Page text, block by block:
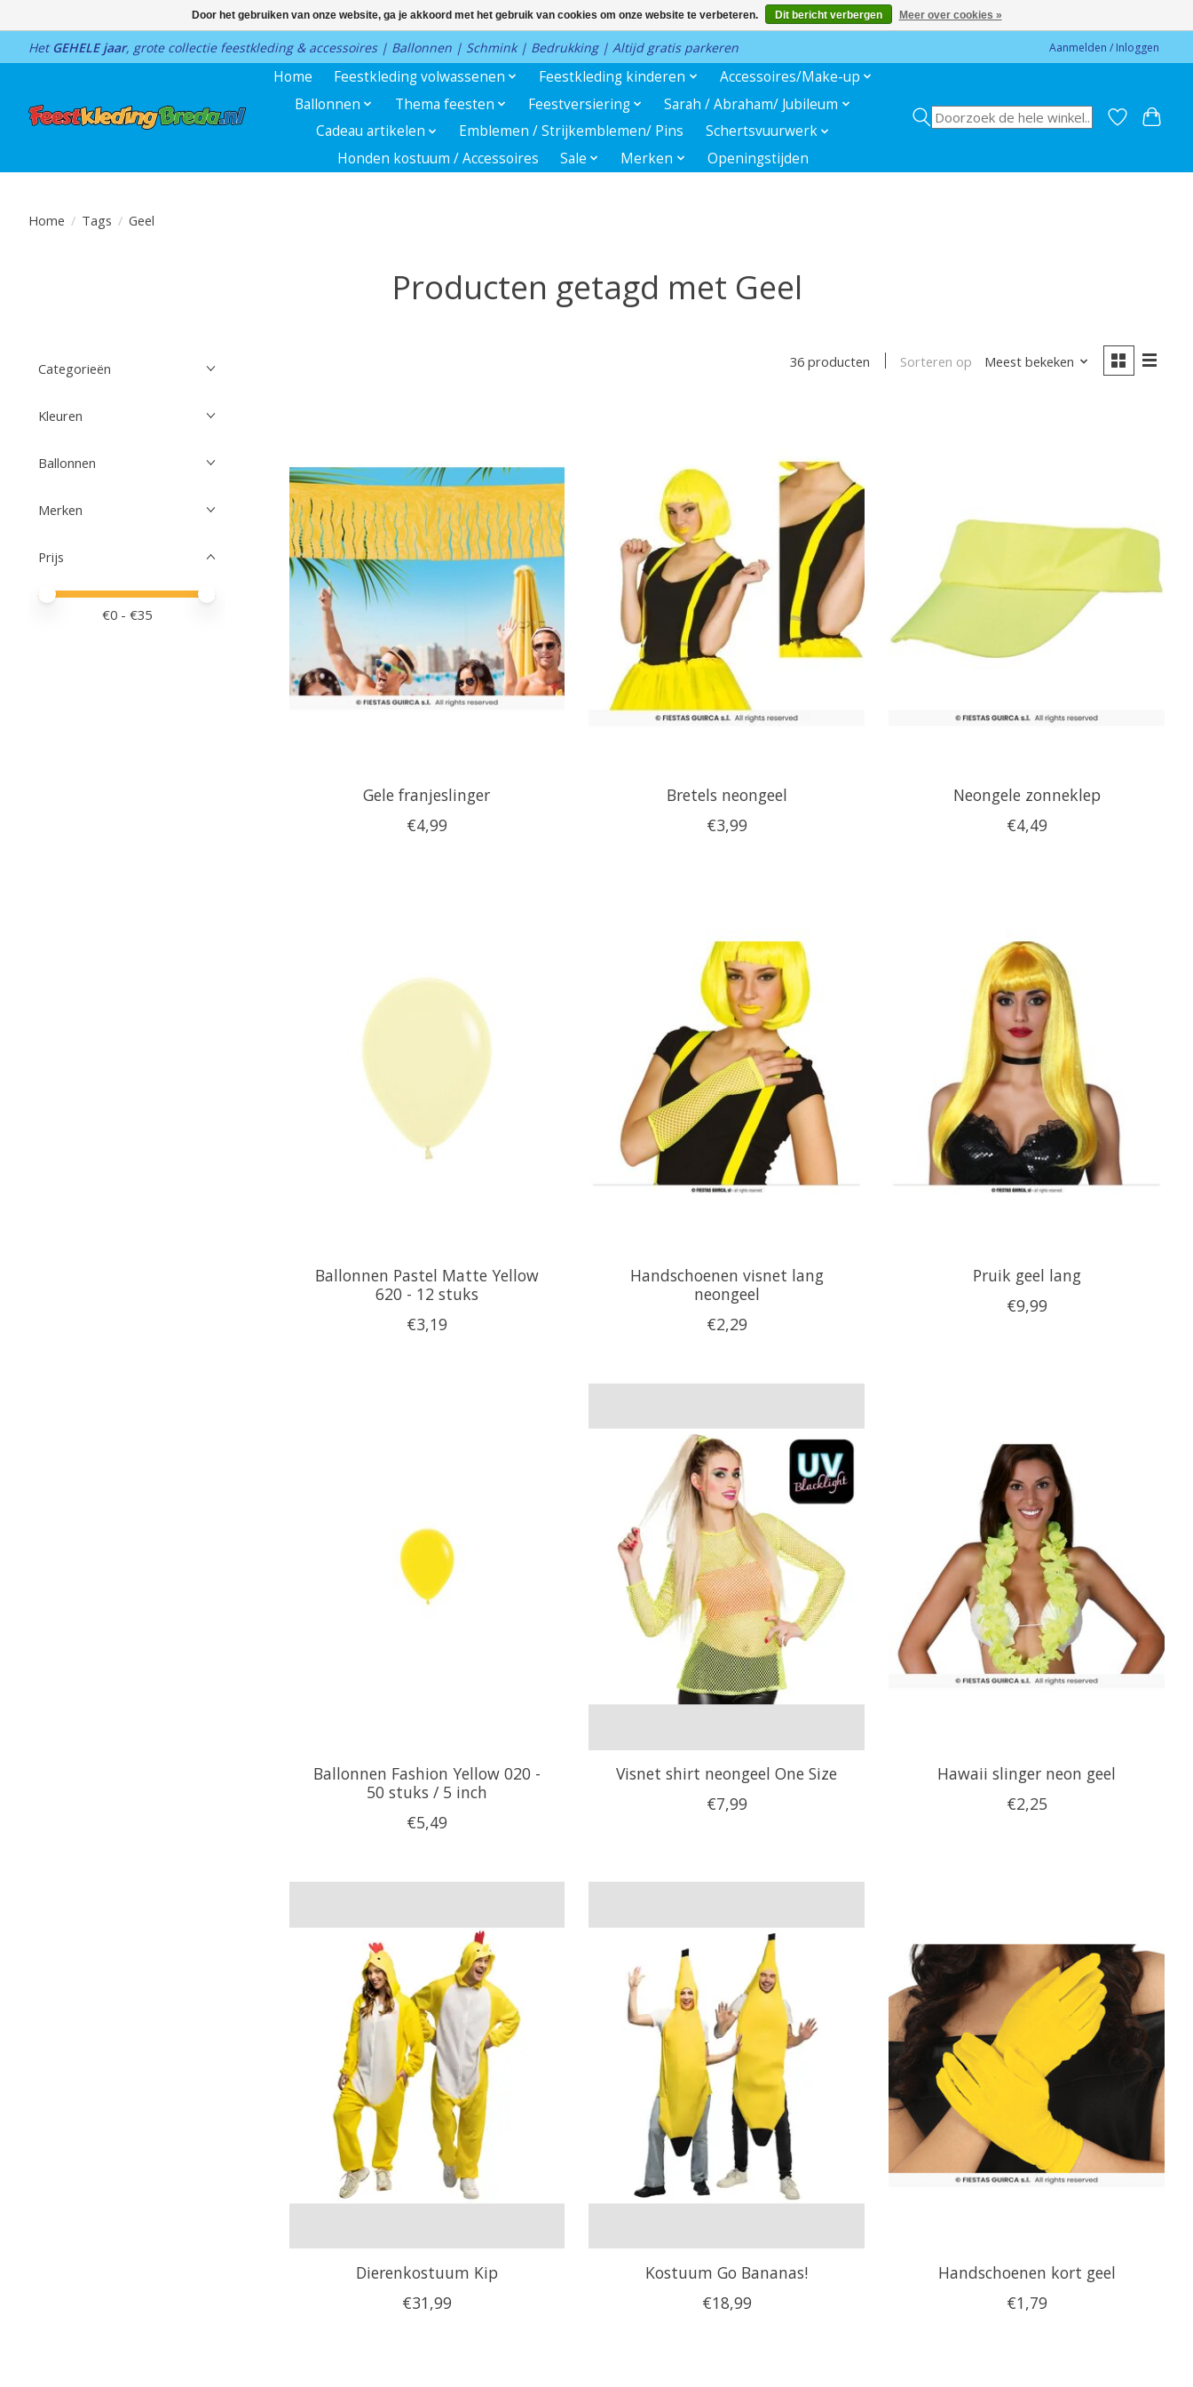
Het GEHELE jaar, grote collectie feestkleding & accessoires | Ballonnen | Schmink | Bedrukking | Altijd gratis parkeren Aanmelden / Inloggen
Home Feestkleding volwassenen Feestkleding kinderen
Accessoires/Make-up
Ballonnen
Thema feesten Feestversiering
Sarah / Abraham/ Jubileum
Cadeau artikelen
Emblemen / Strijkemblemen/ Pins
Schertsvuurwerk
Honden kostuum / Accessoires
Sale Merken Openingstijden
Home / Tags / Geel
Producten getagd met Geel
Categorieën
Kleuren
Ballonnen
Merken
Prijs
Minimale prijswaarde
Price maximum value
€0 - €35
36 producten Sorteren op Meest bekeken
Gele franjeslinger
€4,99
Bretels neongeel
€3,99
Neongele zonneklep
€4,49
Ballonnen Pastel Matte Yellow
620 - 12 stuks
€3,19
Handschoenen visnet lang
neongeel
€2,29
Pruik geel lang
€9,99
Ballonnen Fashion Yellow 020 -
50 stuks / 5 inch
€5,49
Visnet shirt neongeel One Size
€7,99
Hawaii slinger neon geel
€2,25
Dierenkostuum Kip
€31,99
Kostuum Go Bananas!
€18,99
Handschoenen kort geel
€1,79
Door het gebruiken van onze website, ga je akkoord met het gebruik van cookies om onze website te verbeteren. Dit bericht verbergen Meer over cookies »